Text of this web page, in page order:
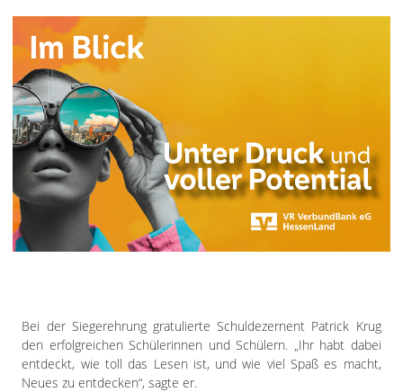
Mücke
Schwalmtal
Ulrichstein
Wartenberg
Schwalm
Fulda
Gießen
Impressum
Bei der Siegerehrung gratulierte Schuldezernent Patrick Krug
den erfolgreichen Schülerinnen und Schülern. „Ihr habt dabei
entdeckt, wie toll das Lesen ist, und wie viel Spaß es macht,
Neues zu entdecken“, sagte er.